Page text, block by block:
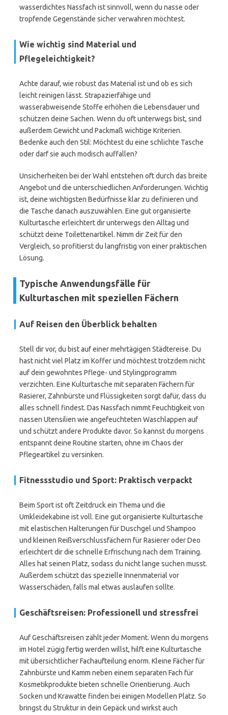
wasserdichtes Nassfach ist sinnvoll, wenn du nasse oder
tropfende Gegenstände sicher verwahren möchtest.
Wie wichtig sind Material und
Pflegeleichtigkeit?
Achte darauf, wie robust das Material ist und ob es sich
leicht reinigen lässt. Strapazierfähige und
wasserabweisende Stoffe erhöhen die Lebensdauer und
schützen deine Sachen. Wenn du oft unterwegs bist, sind
außerdem Gewicht und Packmaß wichtige Kriterien.
Bedenke auch den Stil: Möchtest du eine schlichte Tasche
oder darf sie auch modisch auffallen?
Unsicherheiten bei der Wahl entstehen oft durch das breite
Angebot und die unterschiedlichen Anforderungen. Wichtig
ist, deine wichtigsten Bedürfnisse klar zu definieren und
die Tasche danach auszuwählen. Eine gut organisierte
Kulturtasche erleichtert dir unterwegs den Alltag und
schützt deine Toilettenartikel. Nimm dir Zeit für den
Vergleich, so profitierst du langfristig von einer praktischen
Lösung.
Typische Anwendungsfälle für
Kulturtaschen mit speziellen Fächern
Auf Reisen den Überblick behalten
Stell dir vor, du bist auf einer mehrtägigen Städtereise. Du
hast nicht viel Platz im Koffer und möchtest trotzdem nicht
auf dein gewohntes Pflege- und Stylingprogramm
verzichten. Eine Kulturtasche mit separaten Fächern für
Rasierer, Zahnbürste und Flüssigkeiten sorgt dafür, dass du
alles schnell findest. Das Nassfach nimmt Feuchtigkeit von
nassen Utensilien wie angefeuchteten Waschlappen auf
und schützt andere Produkte davor. So kannst du morgens
entspannt deine Routine starten, ohne im Chaos der
Pflegeartikel zu versinken.
Fitnessstudio und Sport: Praktisch verpackt
Beim Sport ist oft Zeitdruck ein Thema und die
Umkleidekabine ist voll. Eine gut organisierte Kulturtasche
mit elastischen Halterungen für Duschgel und Shampoo
und kleinen Reißverschlussfächern für Rasierer oder Deo
erleichtert dir die schnelle Erfrischung nach dem Training.
Alles hat seinen Platz, sodass du nicht lange suchen musst.
Außerdem schützt das spezielle Innenmaterial vor
Wasserschäden, falls mal etwas auslaufen sollte.
Geschäftsreisen: Professionell und stressfrei
Auf Geschäftsreisen zählt jeder Moment. Wenn du morgens
im Hotel zügig fertig werden willst, hilft eine Kulturtasche
mit übersichtlicher Fachaufteilung enorm. Kleine Fächer für
Zahnbürste und Kamm neben einem separaten Fach für
Kosmetikprodukte bieten schnelle Orientierung. Auch
Socken und Krawatte finden bei einigen Modellen Platz. So
bringst du Struktur in dein Gepäck und wirkst auch